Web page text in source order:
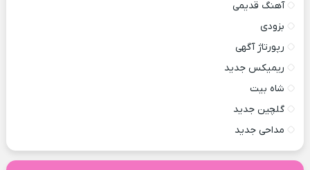
آهنگ قدیمی
بزودی
رپورتاژ آگهی
ریمیکس جدید
شاه بیت
گلچین جدید
مداحی جدید